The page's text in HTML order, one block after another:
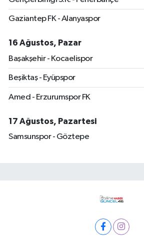
Gaziantep FK - Alanyaspor
16 Ağustos, Pazar
Başakşehir - Kocaelispor
Beşiktaş - Eyüpspor
Amed - Erzurumspor FK
17 Ağustos, Pazartesi
Samsunspor - Göztepe